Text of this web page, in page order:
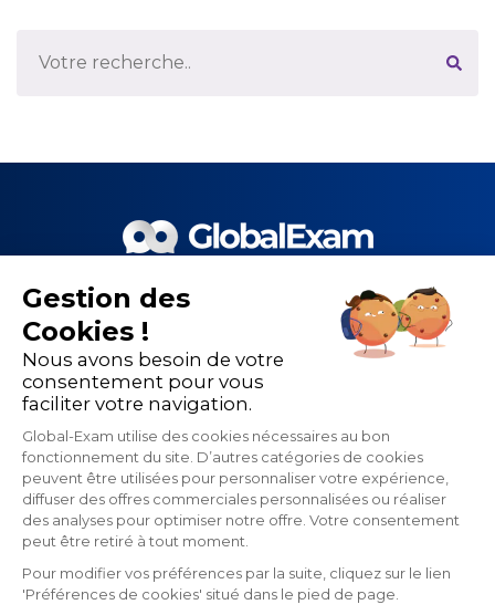
Le meilleur de la EdTech et de
nos 1 500 partenaires pour la
performance de la formation
linguistique
Contactez-nous
Gestion des
Cookies !
Nous avons besoin de votre
consentement pour vous
faciliter votre navigation.
Global-Exam utilise des cookies nécessaires au bon
fonctionnement du site. D’autres catégories de cookies
peuvent être utilisées pour personnaliser votre expérience,
diffuser des offres commerciales personnalisées ou réaliser
des analyses pour optimiser notre offre. Votre consentement
peut être retiré à tout moment.
Pour modifier vos préférences par la suite, cliquez sur le lien
'Préférences de cookies' situé dans le pied de page.